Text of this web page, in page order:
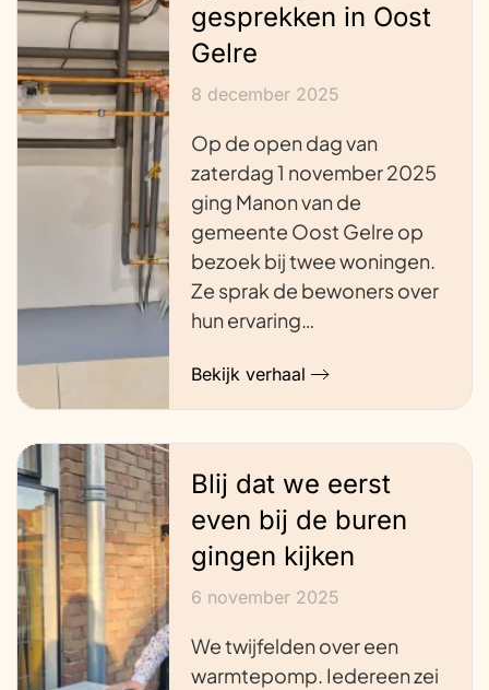
gesprekken in Oost
Gelre
8 december 2025
Op de open dag van
zaterdag 1 november 2025
ging Manon van de
gemeente Oost Gelre op
bezoek bij twee woningen.
Ze sprak de bewoners over
hun ervaring…
Bekijk verhaal
Blij dat we eerst
even bij de buren
gingen kijken
6 november 2025
We twijfelden over een
warmtepomp. Iedereen zei